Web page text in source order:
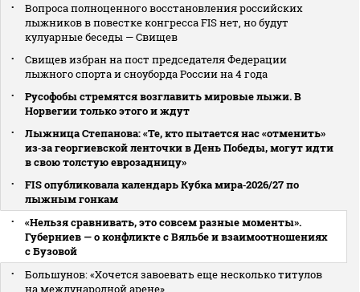
Вопроса полноценного восстановления российских
лыжников в повестке конгресса FIS нет, но будут
кулуарные беседы — Свищев
Свищев избран на пост председателя Федерации
лыжного спорта и сноуборда России на 4 года
Русофобы стремятся возглавить мировые лыжи. В
Норвегии только этого и ждут
Лыжница Степанова: «Те, кто пытается нас «отменить»
из‑за георгиевской ленточки в День Победы, могут идти
в свою толстую еврозадницу»
FIS опубликовала календарь Кубка мира‑2026/27 по
лыжным гонкам
«Нельзя сравнивать, это совсем разные моменты».
Губерниев — о конфликте с Вяльбе и взаимоотношениях
с Бузовой
Большунов: «Хочется завоевать еще несколько титулов